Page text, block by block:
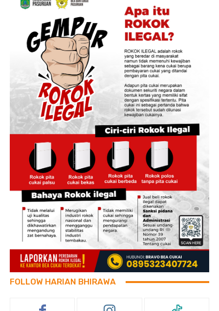
FOLLOW HARIAN BHIRAWA